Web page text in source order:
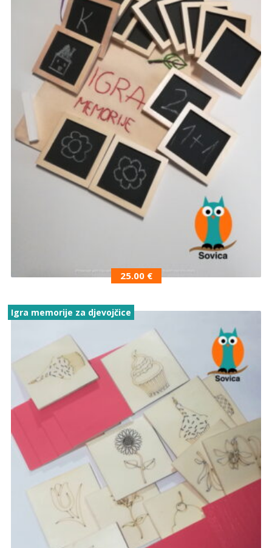
25.00 €
Igra memorije za djevojčice